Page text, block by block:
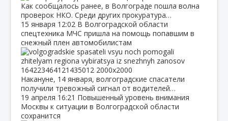
Как сообщалось ранее, в Волгограде пошла волна
проверок НКО. Среди других прокуратура…
15 января 12:02 В Волгоградской области
спецтехника МЧС пришла на помощь попавшим в
снежный плен автомобилистам
Накануне, 14 января, волгоградские спасатели
получили тревожный сигнал от водителей…
19 апреля 16:21 Повышенный уровень внимания
Москвы к ситуации в Волгоградской области
сохранится